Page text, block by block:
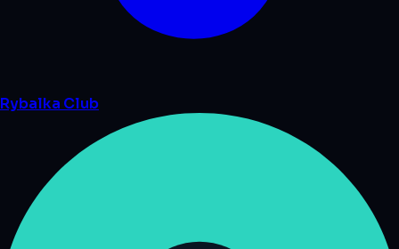
Rybalka Club